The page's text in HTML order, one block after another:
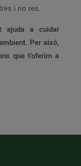
i no res.
ajuda a cuidar
Per això,
que t’oferim a